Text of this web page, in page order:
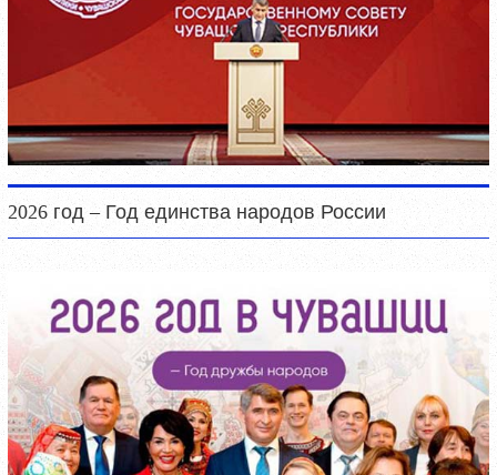
2026 год – Год единства народов России